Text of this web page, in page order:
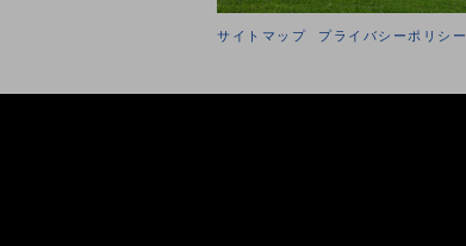
サイトマップ プライバシーポリシー